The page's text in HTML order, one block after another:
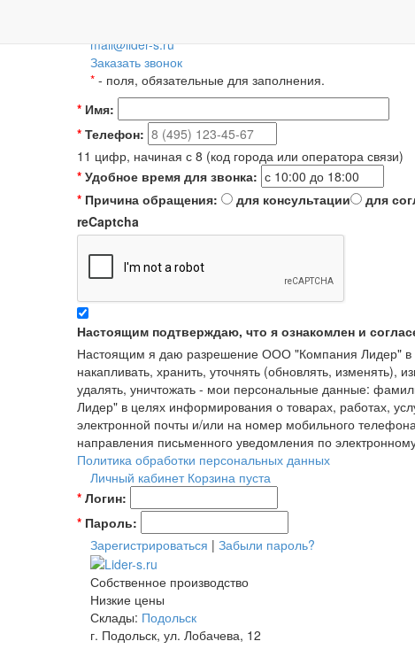
mail@lider-s.ru
Заказать звонок
* - поля, обязательные для заполнения.
* Имя:
* Телефон:
11 цифр, начиная с 8 (код города или оператора связи)
* Удобное время для звонка:
* Причина обращения: для консультации
для
reCaptcha
Настоящим подтверждаю, что я ознакомлен и
Настоящим я даю разрешение ООО "Компания Лидер" в
накапливать, хранить, уточнять (обновлять, изменять),
удалять, уничтожать - мои персональные данные:
Лидер" в целях информирования о товарах, работах,
электронной почты и/или на номер мобильного
направления письменного уведомления по
Политика обработки персональных данных
Личный кабинет Корзина пуста
* Логин:
* Пароль:
Зарегистрироваться | Забыли пароль?
Собственное производство
Низкие цены
Склады: Подольск
г. Подольск, ул. Лобачева, 12